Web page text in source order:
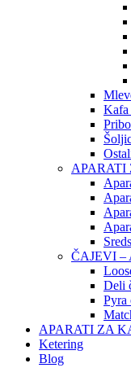
Kafa
APARATI
ČAJEVI –
Deli
Pyra
APARATI ZA
Ketering
Blog